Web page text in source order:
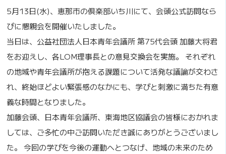
5月13日(水)、恵那市の倶楽部いち川にて、会頭公式訪問なら
びに懇親会を開催いたしました。
当日は、公益社団法人日本青年会議所 第75代会頭 加藤大将君
をお迎えし、各LOM理事長との意見交換会を実施。 それぞれ
の地域や青年会議所が抱える課題について活発な議論が交わさ
れ、終始ほどよい緊張感のなかにも、学びと刺激に満ちた有意
義な時間となりました。
加藤会頭、日本青年会議所、東海地区協議会の皆様におかれま
しては、ご多忙の中ご訪問いただき誠にありがとうございまし
た。 今回の学びを今後の運動へとつなげ、地域の未来のため